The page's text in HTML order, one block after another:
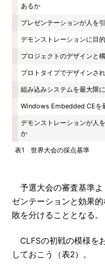
あるか
プレゼンテーションが人を
デモンストレーションに目
プロジェクトのデザインと
プロトタイプでデザインさ
組み込みシステムを最大限
Windows Embedded CEを
デモンストレーションが人
か
表1 世界大会の採点基準
予選大会の審査基準よ
ゼンテーションと効果
敗を分けることとなる。
CLFSの初戦の模様を
しておこう（表2）。